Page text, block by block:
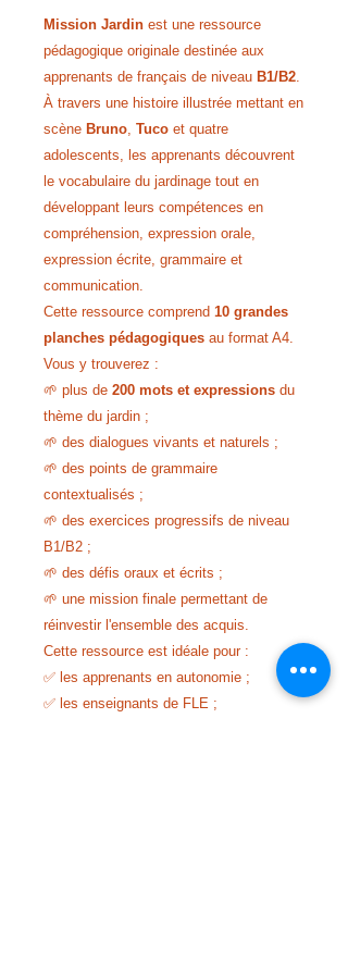
Mission Jardin est une ressource
pédagogique originale destinée aux
apprenants de français de niveau B1/B2
À travers une histoire illustrée mettant en
scène Bruno Tuco et quatre
adolescents, les apprenants découvrent
le vocabulaire du jardinage tout en
développant leurs compétences en
compréhension, expression orale,
expression écrite, grammaire et
communication.
Cette ressource comprend 10 grandes
planches pédagogiques au format A4.
Vous y trouverez :
🌱 plus de 200 mots et expressions du
thème du jardin ;
🌱 des dialogues vivants et naturels ;
🌱 des points de grammaire
contextualisés ;
🌱 des exercices progressifs de niveau
B1/B2 ;
🌱 des défis oraux et écrits ;
🌱 une mission finale permettant de
réinvestir l'ensemble des acquis.
Cette ressource est idéale pour :
✅ les apprenants en autonomie ;
✅ les enseignants de FLE ;